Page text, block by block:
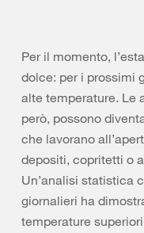
Per il momento,
dolce: per i prossimi
alte temperature. Le
però, possono
che lavorano
depositi, copritetti o
Un’analisi statistica
giornalieri ha
temperature